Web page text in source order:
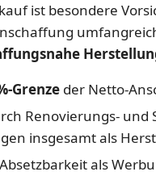
ist besondere
Grenzeder Netto-
Renovierungs-
insgesamt als
als